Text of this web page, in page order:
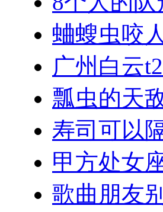
蛐螋虫咬
广州白云
瓢虫的天
寿司可以
甲方处女
歌曲朋友